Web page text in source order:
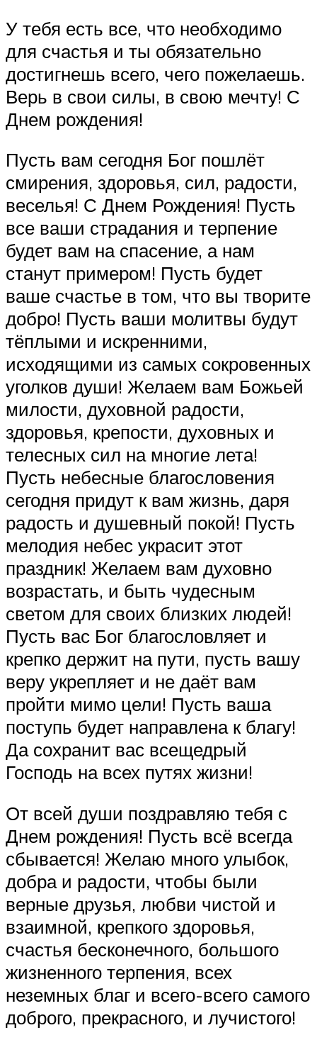
У тебя есть все, что необходимо
для счастья и ты обязательно
достигнешь всего, чего пожелаешь.
Верь в свои силы, в свою мечту! С
Днем рождения!
Пусть вам сегодня Бог пошлёт
смирения, здоровья, сил, радости,
веселья! С Днем Рождения! Пусть
все ваши страдания и терпение
будет вам на спасение, а нам
станут примером! Пусть будет
ваше счастье в том, что вы творите
добро! Пусть ваши молитвы будут
тёплыми и искренними,
исходящими из самых сокровенных
уголков души! Желаем вам Божьей
милости, духовной радости,
здоровья, крепости, духовных и
телесных сил на многие лета!
Пусть небесные благословения
сегодня придут к вам жизнь, даря
радость и душевный покой! Пусть
мелодия небес украсит этот
праздник! Желаем вам духовно
возрастать, и быть чудесным
светом для своих близких людей!
Пусть вас Бог благословляет и
крепко держит на пути, пусть вашу
веру укрепляет и не даёт вам
пройти мимо цели! Пусть ваша
поступь будет направлена к благу!
Да сохранит вас всещедрый
Господь на всех путях жизни!
От всей души поздравляю тебя с
Днем рождения! Пусть всё всегда
сбывается! Желаю много улыбок,
добра и радости, чтобы были
верные друзья, любви чистой и
взаимной, крепкого здоровья,
счастья бесконечного, большого
жизненного терпения, всех
неземных благ и всего-всего самого
доброго, прекрасного, и лучистого!